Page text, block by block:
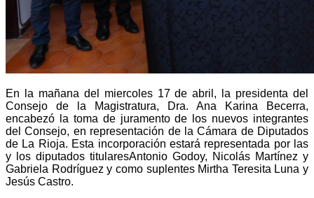
En la mañana del miercoles 17 de abril, la presidenta del
Consejo de la Magistratura, Dra. Ana Karina Becerra,
encabezó la toma de juramento de los nuevos integrantes
del Consejo, en representación de la Cámara de Diputados
de La Rioja. Esta incorporación estará representada por las
y los diputados titularesAntonio Godoy, Nicolás Martínez y
Gabriela Rodríguez y como suplentes Mirtha Teresita Luna y
Jesús Castro.